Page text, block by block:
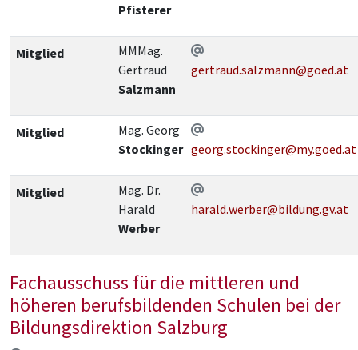
Pfisterer
Mitglied
MMMag.
Gertraud
Salzmann
gertraud.salzmann@goed.at
Mitglied
Mag. Georg
Stockinger georg.stockinger@my.goed.at
Mitglied
Mag. Dr.
Harald
Werber
harald.werber@bildung.gv.at
Fachausschuss für die mittleren und
höheren berufsbildenden Schulen bei der
Bildungsdirektion Salzburg